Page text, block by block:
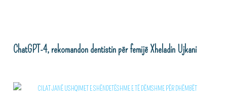
ChatGPT-4, rekomandon dentistin për femijë Xheladin Ujkani